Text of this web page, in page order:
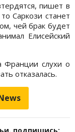
пишет в
Саркози станет
чей брак будет
Елисейский
Франции слухи о
отказалась.